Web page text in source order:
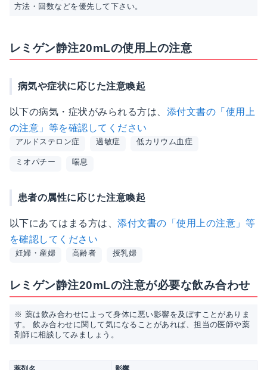
方法・回数などを優先して下さい。
レミゲン静注20mLの使用上の注意
病気や症状に応じた注意喚起
以下の病気・症状がみられる方は、 添付文書の「使用上
の注意」等を確認してください
アルドステロン症 過敏症 低カリウム血症
ミオパチー 喘息
患者の属性に応じた注意喚起
以下にあてはまる方は、添付文書の「使用上の注意」等
を確認してください
妊婦・産婦 高齢者 授乳婦
レミゲン静注20mLの注意が必要な飲み合わせ
※ 薬は飲み合わせによって身体に悪い影響を及ぼすことがありま
す。 飲み合わせに関して気になることがあれば、担当の医師や薬
剤師に相談してみましょう。